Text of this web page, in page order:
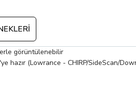
görüntülenebilir
hazır (Lowrance - CHIRP/SideScan/